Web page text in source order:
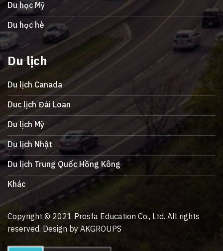
Du học Mỹ
Du học hè
Du lịch
Du lịch Canada
Duc lịch Đài Loan
Du lịch Mỹ
Du lịch Nhật
Du lịch Trung Quốc Hồng Kông
Khác
Copyright © 2021 Prosfa Education Co., Ltd. All rights
reserved. Design by AKGROUPS